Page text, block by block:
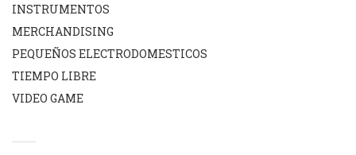
INSTRUMENTOS
MERCHANDISING
PEQUEÑOS ELECTRODOMESTICOS
TIEMPO LIBRE
VIDEO GAME